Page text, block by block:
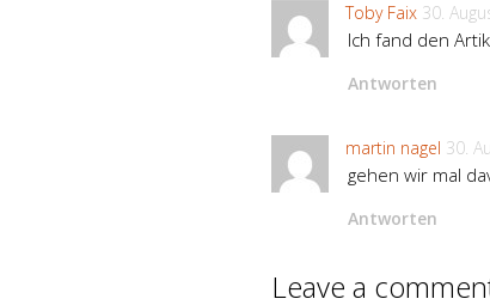
Toby Faix 30.
Ich fand den
Antworten
martin nagel 30.
gehen wir mal
Antworten
Leave a